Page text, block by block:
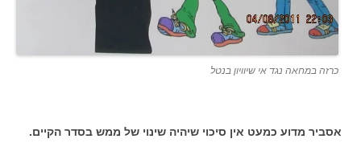
כרזה במחאה נגד אי שיוויון בנטל
אסביר מדוע כמעט אין סיכוי שיהיה שינוי של ממש בסדר הקיים.